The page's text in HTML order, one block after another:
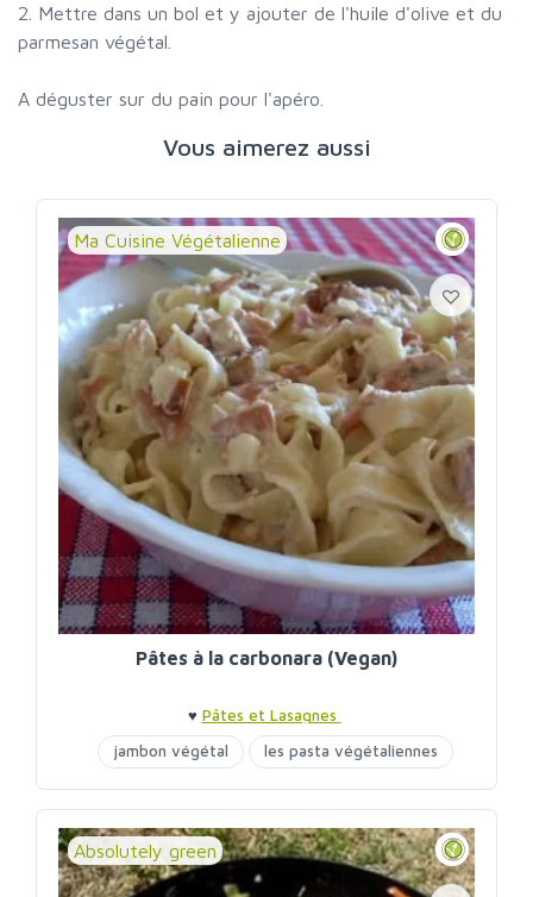
2. Mettre dans un bol et y ajouter de l'huile d'olive et du
parmesan végétal.
A déguster sur du pain pour l'apéro.
Vous aimerez aussi
Ma Cuisine Végétalienne
Pâtes à la carbonara (Vegan)
♥ Pâtes et Lasagnes
jambon végétal
les pasta végétaliennes
Absolutely green